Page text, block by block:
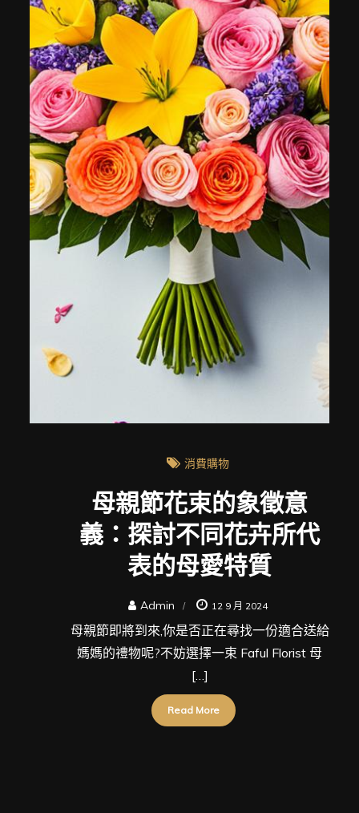
消費購物
母親節花束的象徵意
義：探討不同花卉所代
表的母愛特質
Admin 12 9 月 2024
母親節即將到來,你是否正在尋找一份適合送給
媽媽的禮物呢?不妨選擇一束 Faful Florist 母
[…]
Read More